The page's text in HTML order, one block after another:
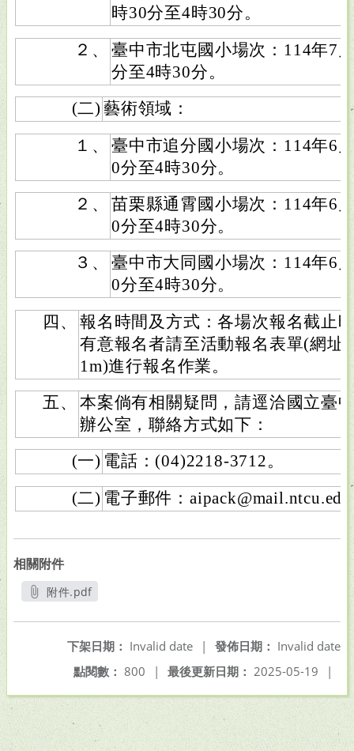
時30分至4時30分。
２、
臺中市北屯國小場次：114年7
分至4時30分。
(二) 藝術領域：
１、
臺中市追分國小場次：114年6
0分至4時30分。
２、
苗栗縣通霄國小場次：114年6
0分至4時30分。
３、
臺中市大同國小場次：114年6
0分至4時30分。
四、
報名時間及方式：各場次報名截止
有意報名者請至活動報名表單(網址
1m)進行報名作業。
五、
本案倘有相關疑問，請逕洽國立臺
辦公室，聯絡方式如下：
(一) 電話：(04)2218-3712。
(二) 電子郵件：
相關附件
附件.pdf
發佈日期： Invalid date
下架日期： Invalid date
|
最後更新日期： 2025-05-19 |
點閱數： 800 |